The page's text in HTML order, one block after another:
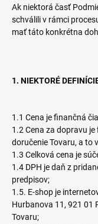
Ak niektorá časť
schválili v rámci
mať táto konkrétna
1. NIEKTORÉ
1.1 Cena je finančná
1.2 Cena za dopravu
doručenie Tovaru, a to
1.3 Celková cena je
1.4 DPH je daň z
predpisov;
1.5. E-shop je
Hurbanova 11, 921 01
Tovaru;